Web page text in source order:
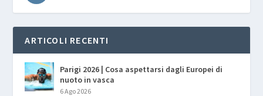
ARTICOLI RECENTI
Parigi 2026 | Cosa aspettarsi dagli Europei di
nuoto in vasca
6 Ago 2026